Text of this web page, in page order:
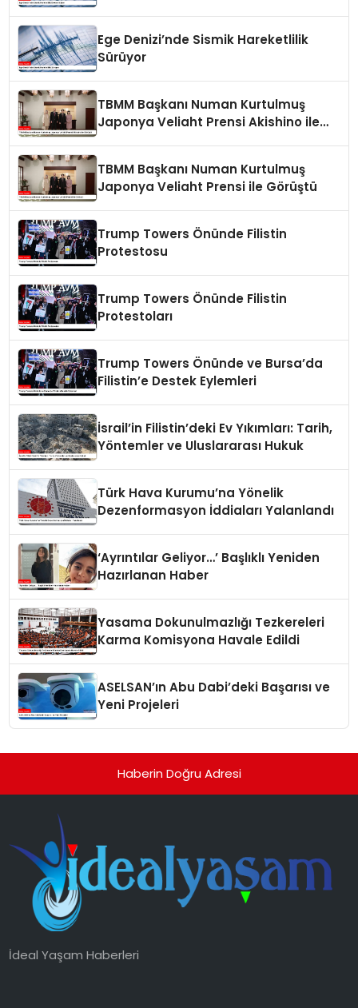
Ege Denizi’nde Sismik Hareketlilik
Sürüyor
TBMM Başkanı Numan Kurtulmuş
Japonya Veliaht Prensi Akishino ile
TBMM Başkanı Numan Kurtulmuş
Japonya Veliaht Prensi ile Görüştü
Trump Towers Önünde Filistin
Protestosu
Trump Towers Önünde Filistin
Protestoları
Trump Towers Önünde ve Bursa’da
Filistin’e Destek Eylemleri
İsrail’in Filistin’deki Ev Yıkımları: Tarih,
Yöntemler ve Uluslararası Hukuk
Türk Hava Kurumu’na Yönelik
Dezenformasyon İddiaları Yalanlandı
‘Ayrıntılar Geliyor…’ Başlıklı Yeniden
Hazırlanan Haber
Yasama Dokunulmazlığı Tezkereleri
Karma Komisyona Havale Edildi
ASELSAN’ın Abu Dabi’deki Başarısı ve
Yeni Projeleri
Haberin Doğru Adresi
İdeal Yaşam Haberleri